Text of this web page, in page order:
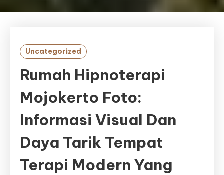
Uncategorized
Rumah Hipnoterapi
Mojokerto Foto:
Informasi Visual Dan
Daya Tarik Tempat
Terapi Modern Yang